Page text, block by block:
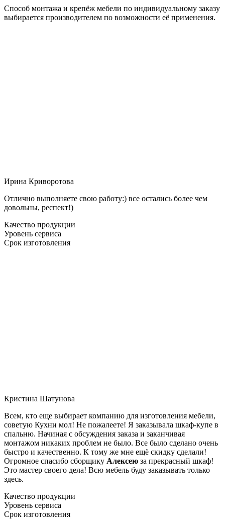
Способ монтажа и крепёж мебели по индивидуальному заказу
выбирается производителем по возможности её применения.
Ирина Криворотова
Отлично выполняете свою работу:) все остались более чем
довольны, респект!)
Качество продукции
Уровень сервиса
Срок изготовления
Кристина Шатунова
Всем, кто еще выбирает компанию для изготовления мебели,
советую Кухни мол! Не пожалеете! Я заказывала шкаф-купе в
спальню. Начиная с обсуждения заказа и заканчивая
монтажом никаких проблем не было. Все было сделано очень
быстро и качественно. К тому же мне ещё скидку сделали!
Огромное спасибо сборщику Алексею за прекрасный шкаф!
Это мастер своего дела! Всю мебель буду заказывать только
здесь.
Качество продукции
Уровень сервиса
Срок изготовления